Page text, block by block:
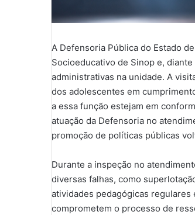
A Defensoria Pública do Estado
Socioeducativo de Sinop e,
administrativas na unidade. A
dos adolescentes em
a essa função estejam em
atuação da Defensoria no
promoção de políticas públicas
Durante a inspeção no
diversas falhas, como
atividades pedagógicas
comprometem o processo de